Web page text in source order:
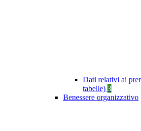
Dati relativi ai
tabelle) 3
Benessere organizzativo